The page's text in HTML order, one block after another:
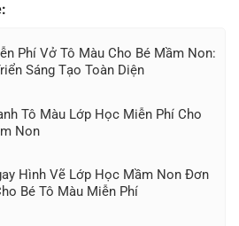
Phí Vở Tô Màu Cho Bé Mầm Non:
Sáng Tạo Toàn Diện
Tô Màu Lớp Học Miễn Phí Cho
Non
Hình Vẽ Lớp Học Mầm Non Đơn
Bé Tô Màu Miễn Phí